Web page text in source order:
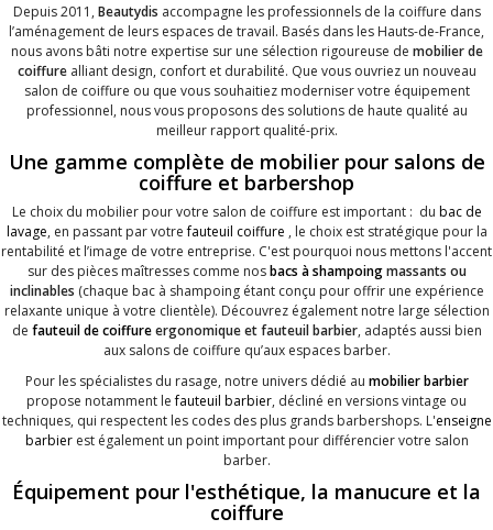
Depuis 2011, Beautydis accompagne les professionnels de la coiffure dans
l’aménagement de leurs espaces de travail. Basés dans les Hauts-de-France,
nous avons bâti notre expertise sur une sélection rigoureuse de mobilier de
coiffurealliant design, confort et durabilité. Que vous ouvriez un nouveau
salon de coiffure ou que vous souhaitiez moderniser votre équipement
professionnel, nous vous proposons des solutions de haute qualité au
meilleur rapport qualité-prix.
Une gamme complète de mobilier pour salons de
coiffure et barbershop
Le choix du mobilier pour votre salon de coiffure est important : du bac de
lavage, en passant par votrefauteuil coiffure , le choix est stratégique pour la
rentabilité et l’image de votre entreprise. C'est pourquoi nous mettons l'accent
sur des pièces maîtresses comme nosbacs à shampoingmassants ou
inclinables (chaque bac à shampoing étant conçu pour offrir une expérience
relaxante unique à votre clientèle). Découvrez également notre large sélection
de fauteuil de coiffureergonomique et fauteuil barbier, adaptés aussi bien
aux salons de coiffure qu’aux espaces barber.
Pour les spécialistes du rasage, notre univers dédié au mobilier barbier
propose notamment lefauteuil barbier, décliné en versions vintage ou
techniques, qui respectent les codes des plus grands barbershops. L'enseigne
barbierest également un point important pour différencier votre salon
barber.
Équipement pour l'esthétique, la manucure et la
coiffure